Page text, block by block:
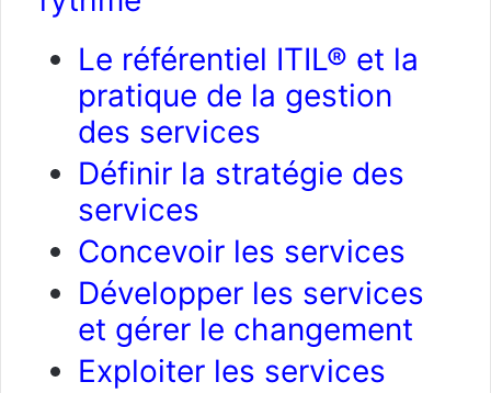
Le référentiel ITIL® et la
pratique de la gestion
des services
Définir la stratégie des
services
Concevoir les services
Développer les services
et gérer le changement
Exploiter les services